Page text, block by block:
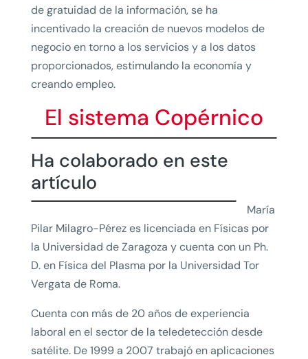
de gratuidad de la información, se ha
incentivado la creación de nuevos modelos de
negocio en torno a los servicios y a los datos
proporcionados, estimulando la economía y
creando empleo.
El sistema Copérnico
Ha colaborado en este
artículo
María
Pilar Milagro-Pérez es licenciada en Físicas por
la Universidad de Zaragoza y cuenta con un Ph.
D. en Física del Plasma por la Universidad Tor
Vergata de Roma.
Cuenta con más de 20 años de experiencia
laboral en el sector de la teledetección desde
satélite. De 1999 a 2007 trabajó en aplicaciones